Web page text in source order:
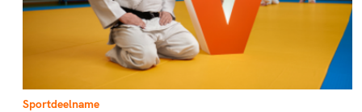
Sportdeelname